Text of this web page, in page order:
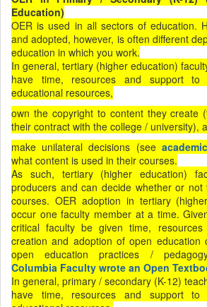
Education)
OER is used in all sectors of education.
and adopted, however, is often different
education in which you work.
In general, tertiary (higher education)
have time, resources and support to
educational resources,
own the copyright to content they create
their contract with the college / university),
make unilateral decisions (see
what content is used in their courses.
As such, tertiary (higher education)
producers and can decide whether or
courses. OER adoption in tertiary
occur one faculty member at a time.
critical faculty be given time,
creation and adoption of open education
open education practices /
Columbia Faculty wrote an Open
In general, primary / secondary (K-12)
have time, resources and support to